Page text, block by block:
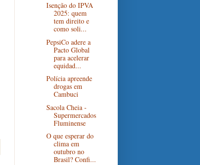
Isenção do IPVA
2025: quem
tem direito e
como soli...
PepsiCo adere a
Pacto Global
para acelerar
equidad...
Polícia apreende
drogas em
Cambuci
Sacola Cheia -
Supermercados
Fluminense
O que esperar do
clima em
outubro no
Brasil? Confi...